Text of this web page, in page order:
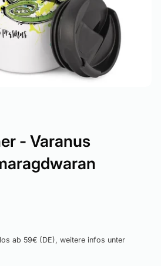
- Varanus
ab 59€ (DE), weitere infos unter